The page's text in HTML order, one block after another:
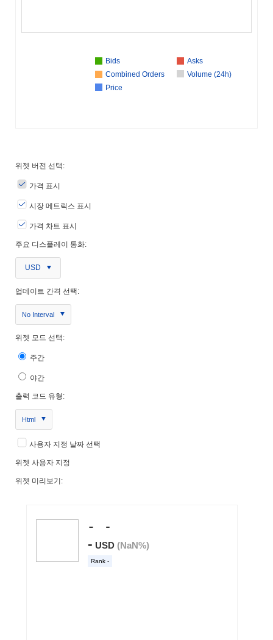
Bids
Asks
Combined Orders
Volume (24h)
Price
위젯 버전 선택:
가격 표시
시장 메트릭스 표시
가격 차트 표시
주요 디스플레이 통화:
USD
업데이트 간격 선택:
No Interval
위젯 모드 선택:
주간
야간
출력 코드 유형:
Html
사용자 지정 날짜 선택
위젯 사용자 지정
위젯 미리보기: